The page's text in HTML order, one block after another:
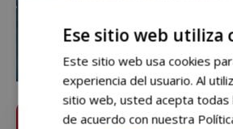
Siguemostoleshoy.comen
Ese sitio web utiliza
Este sitio web usa cookies
experiencia del usuario. Al
sitio web, usted acepta todas
de acuerdo con nuestra